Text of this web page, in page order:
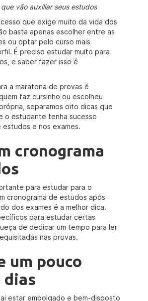
vão auxiliar seus estudos
que exige muito da vida dos
basta apenas escolher entre as
ou optar pelo curso mais
É preciso estudar muito para
e saber fazer isso é
a maratona de provas é
faz cursinho ou escolheu
separamos oito dicas que
o estudante tenha sucesso
e nos exames.
cronograma
para estudar para o
cronograma de estudos após
dos exames é a melhor dica.
para estudar certas
de dedicar um tempo para ler
nas provas.
um pouco
dias
estar empolgado e bem-disposto